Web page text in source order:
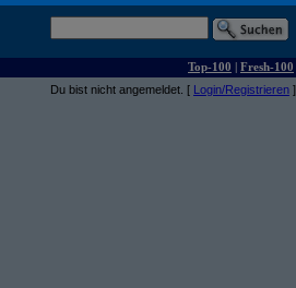
Top-100 | Fresh-100
Du bist nicht angemeldet. [ Login/Registrieren ]